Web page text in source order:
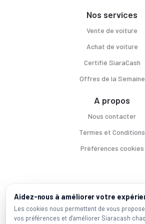
Nos services
Vente de voiture
Achat de voiture
Certifié SiaraCash
Offres de la Semaine
A propos
Nous contacter
Termes et Conditions
Préférences cookies
Voitures par ville
Casablanca | | Mohammadia |Salé | |
Marques populaires
Aidez-nous à améliorer votre
Les cookies nous permettent de vous
vos préférences et d'améliorer Siaracash